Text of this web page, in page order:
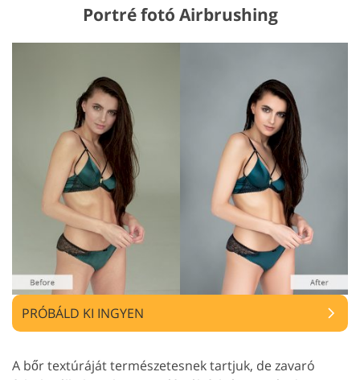
Portré fotó Airbrushing
PRÓBÁLD KI INGYEN
A bőr textúráját természetesnek tartjuk, de zavaró